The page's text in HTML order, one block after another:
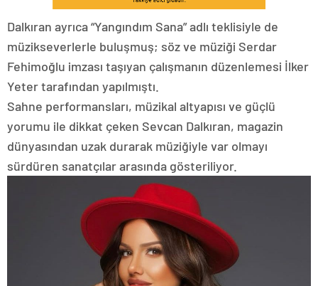
Dalkıran ayrıca “Yangındım Sana” adlı teklisiyle de
müzikseverlerle buluşmuş; söz ve müziği Serdar
Fehimoğlu imzası taşıyan çalışmanın düzenlemesi İlker
Yeter tarafından yapılmıştı.
Sahne performansları, müzikal altyapısı ve güçlü
yorumu ile dikkat çeken Sevcan Dalkıran, magazin
dünyasından uzak durarak müziğiyle var olmayı
sürdüren sanatçılar arasında gösteriliyor.